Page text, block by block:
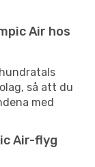
Air hos
så att du
med
Air-flyg